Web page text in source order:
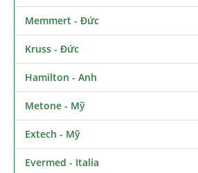
Memmert - Đức
Kruss - Đức
Hamilton - Anh
Metone - Mỹ
Extech - Mỹ
Evermed - Italia